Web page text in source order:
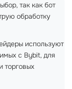
так как бот
обработку
используют
с Bybit, для
торговых